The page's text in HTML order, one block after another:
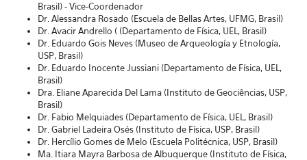
Brasil) - Vice-Coordenador
Dr. Alessandra Rosado (Escuela de Bellas Artes, UFMG, Brasil)
Dr. Avacir Andrello ( (Departamento de Física, UEL, Brasil)
Dr. Eduardo Gois Neves (Museo de Arqueología y Etnología,
USP, Brasil)
Dr. Eduardo Inocente Jussiani (Departamento de Física, UEL,
Brasil)
Dra. Eliane Aparecida Del Lama (Instituto de Geociências, USP,
Brasil)
Dr. Fabio Melquiades (Departamento de Física, UEL, Brasil)
Dr. Gabriel Ladeira Osés (Instituto de Física, USP, Brasil)
Dr. Hercílio Gomes de Melo (Escuela Politécnica, USP, Brasil)
Ma. Itiara Mayra Barbosa de Albuquerque (Instituto de Física,